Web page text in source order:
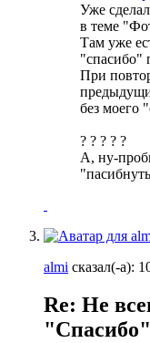
Уже
в теме
Там уже
"спасибо"
При
без моего
? ? ? ? ?
А, ну-
almi сказал(-а):
Re: Не
"Спасибо"